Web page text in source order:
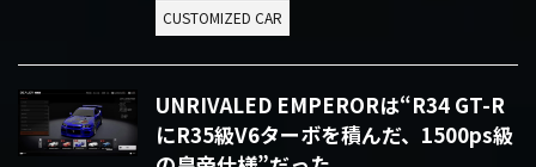
CUSTOMIZED CAR
UNRIVALED EMPERORは“R34 GT-R
にR35級V6ターボを積んだ、1500ps級